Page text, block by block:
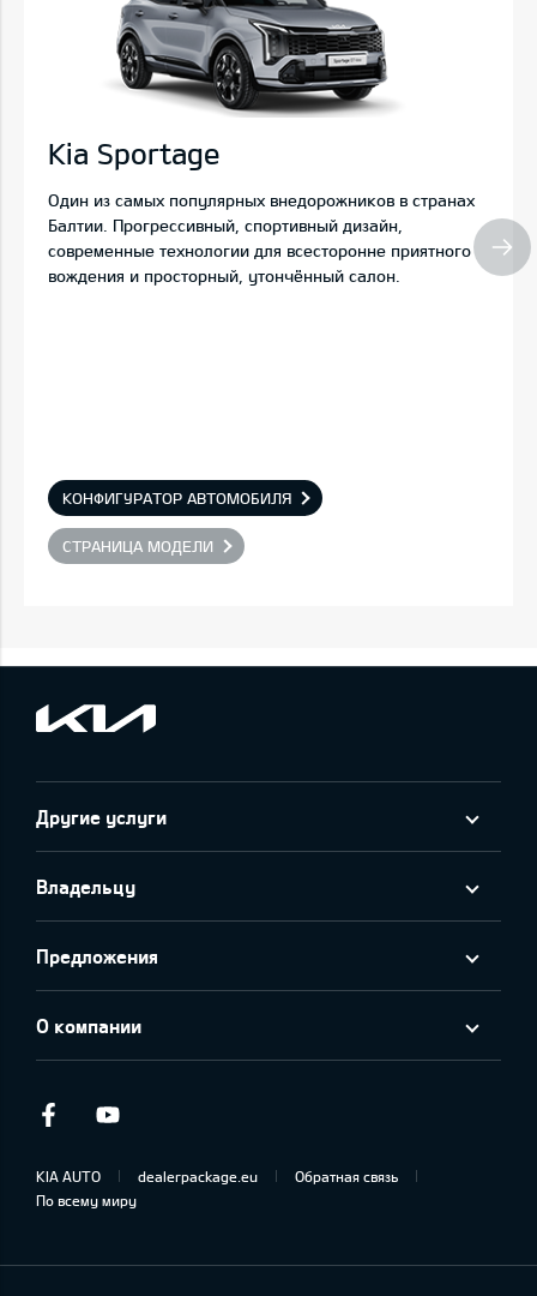
Kia Sportage
Один из самых популярных внедорожников в странах
Балтии. Прогрессивный, спортивный дизайн,
современные технологии для всесторонне приятного
вождения и просторный, утончённый салон.
КОНФИГУРАТОР АВТОМОБИЛЯ
СТРАНИЦА МОДЕЛИ
Другие услуги
Владельцу
Предложения
О компании
Facebook
KIA AUTO dealerpackage.eu
Обратная связь
По всему миру